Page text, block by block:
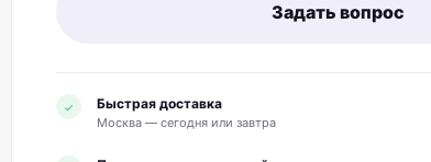
Задать вопрос
✓ Быстрая доставка
Москва — сегодня или завтра